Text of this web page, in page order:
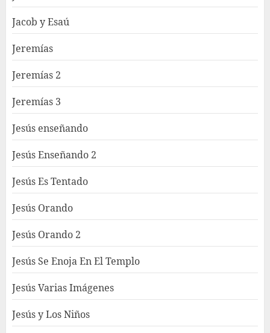
Jacob y Esaú
Jeremías
Jeremías 2
Jeremías 3
Jesús enseñando
Jesús Enseñando 2
Jesús Es Tentado
Jesús Orando
Jesús Orando 2
Jesús Se Enoja En El Templo
Jesús Varias Imágenes
Jesús y Los Niños